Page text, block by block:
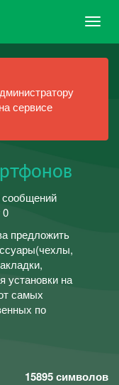
сервисе
сообщений
0
предложить
установки на
самых
по
15895символов